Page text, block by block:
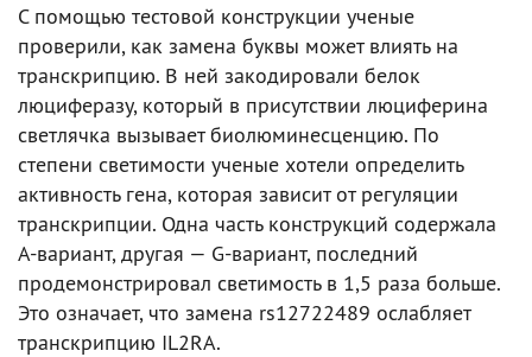
С помощью тестовой конструкции ученые
проверили, как замена буквы может влиять на
транскрипцию. В ней закодировали белок
люциферазу, который в присутствии люциферина
светлячка вызывает биолюминесценцию. По
степени светимости ученые хотели определить
активность гена, которая зависит от регуляции
транскрипции. Одна часть конструкций содержала
А-вариант, другая — G-вариант, последний
продемонстрировал светимость в 1,5 раза больше.
Это означает, что замена rs12722489 ослабляет
транскрипцию IL2RA.